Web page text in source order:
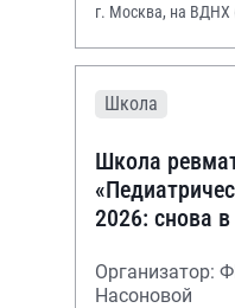
г. Москва, на ВДНХ
Школа
Школа
2026: снова
Организатор:
Насоновой